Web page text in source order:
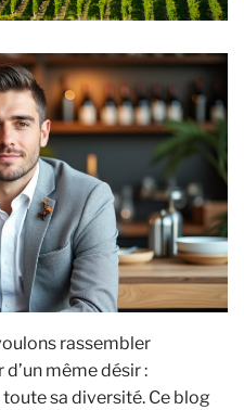
rassembler
même désir :
sa diversité. Ce blog